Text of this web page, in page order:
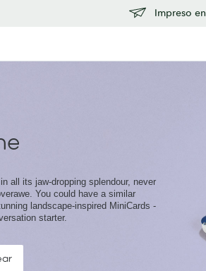
Impreso
all its jaw-dropping splendour, never
You could have a similar
landscape-inspired MiniCards -
starter.